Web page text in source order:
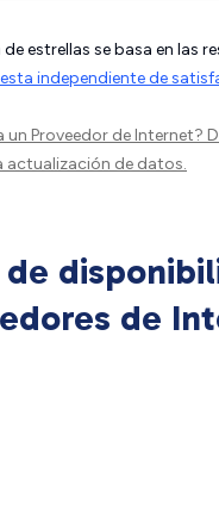
estrellas se basa en las
independiente de
un Proveedor de Internet?
actualización de datos.
de